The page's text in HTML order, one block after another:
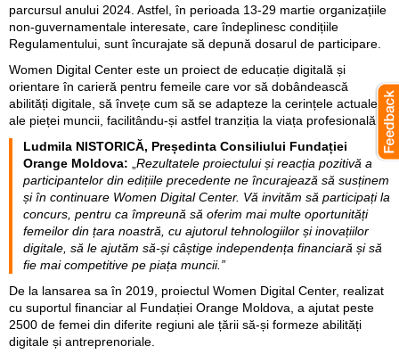
parcursul anului 2024. Astfel, în perioada 13-29 martie organizațiile
non-guvernamentale interesate, care îndeplinesc condițiile
Regulamentului, sunt încurajate să depună dosarul de participare.
Women Digital Center este un proiect de educație digitală și
orientare în carieră pentru femeile care vor să dobândească
abilități digitale, să învețe cum să se adapteze la cerințele actuale
ale pieței muncii, facilitându-și astfel tranziția la viața profesională.
Ludmila NISTORICĂ, Președinta Consiliului Fundației
Orange Moldova:
Rezultatele proiectului și reacția pozitivă a
participantelor din edițiile precedente ne încurajează să susținem
și în continuare Women Digital Center. Vă invităm să participați la
concurs, pentru ca împreună să oferim mai multe oportunități
femeilor din țara noastră, cu ajutorul tehnologiilor și inovațiilor
digitale, să le ajutăm să-și câștige independența financiară și să
fie mai competitive pe piața muncii.”
De la lansarea sa în 2019, proiectul Women Digital Center, realizat
cu suportul financiar al Fundației Orange Moldova, a ajutat peste
2500 de femei din diferite regiuni ale țării să-și formeze abilități
digitale și antreprenoriale.